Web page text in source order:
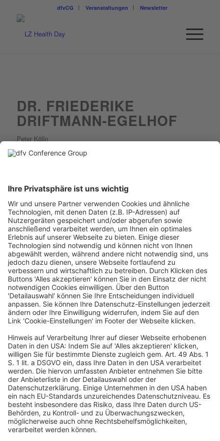
dfvCG Veranstaltungen Newsletter
DR. FRIEDERIKE
DRIFTMANN-EGELHOF
Peter Kölln
Geschäftsführerin & CEO
Elmshorn. Sie ist in dieser Funktion Nachfolgerin in 7.
Generation.
Die 32-jährige ist promovierte Volljuristin und war nach Stationen
in der Lebensmittelbranche (Iglo und Katjes International) zuletzt
als Unternehmensberaterin bei der Boston Consulting Group
(BCG) tätig. Bereits seit 2012 gehört Dr. Friederike Driftmann-
Egelhofdem Gesellschafterkreis des Unternehmens Peter Kölln
an und war zudem zwischen 2016 und 2018 Mitglied des
Aufsichtsrats.
Frau Dr. Driftmann-Egelhofist Mitglied im Vorstand des
Markenverbandes e.V. und Herausgeberin des 2021 im Verlag
Herder erschienenen Buches „Generation Verantwortung“.
Eine Veranstaltung von